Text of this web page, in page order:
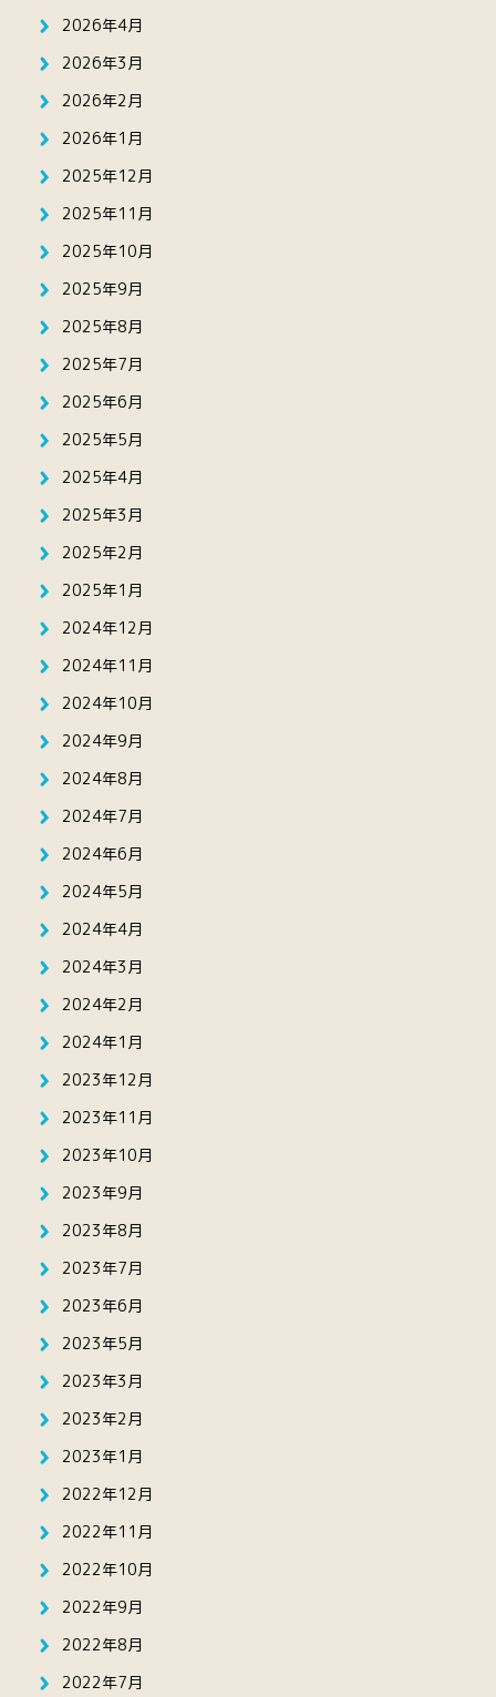
2026年4月
2026年3月
2026年2月
2026年1月
2025年12月
2025年11月
2025年10月
2025年9月
2025年8月
2025年7月
2025年6月
2025年5月
2025年4月
2025年3月
2025年2月
2025年1月
2024年12月
2024年11月
2024年10月
2024年9月
2024年8月
2024年7月
2024年6月
2024年5月
2024年4月
2024年3月
2024年2月
2024年1月
2023年12月
2023年11月
2023年10月
2023年9月
2023年8月
2023年7月
2023年6月
2023年5月
2023年3月
2023年2月
2023年1月
2022年12月
2022年11月
2022年10月
2022年9月
2022年8月
2022年7月